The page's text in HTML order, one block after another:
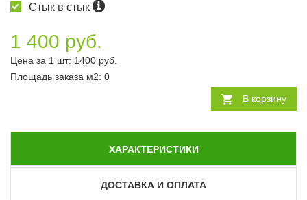
Стык в стык
1 400 руб.
Цена за 1 шт: 1400 руб.
Площадь заказа м2: 0
В корзину
ХАРАКТЕРИСТИКИ
ДОСТАВКА И ОПЛАТА